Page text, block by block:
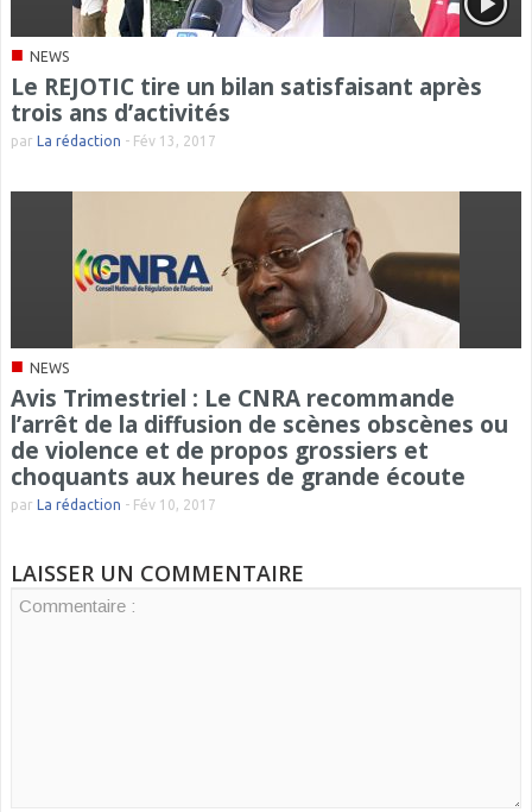
■ NEWS
Le REJOTIC tire un bilan satisfaisant après
trois ans d’activités
par La rédaction - Fév 13, 2017
■ NEWS
Avis Trimestriel : Le CNRA recommande
l’arrêt de la diffusion de scènes obscènes ou
de violence et de propos grossiers et
choquants aux heures de grande écoute
par La rédaction - Fév 10, 2017
LAISSER UN COMMENTAIRE